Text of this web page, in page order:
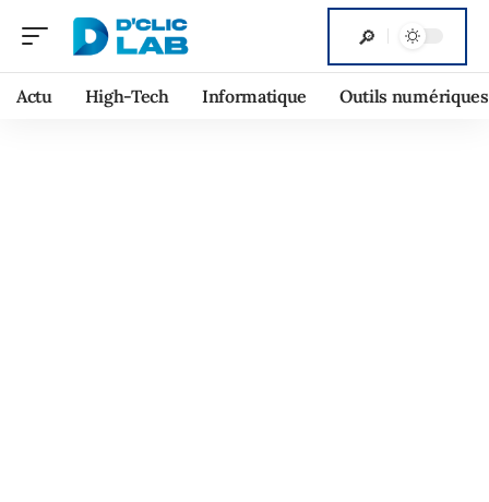
Actu High-Tech Informatique Outils numériques